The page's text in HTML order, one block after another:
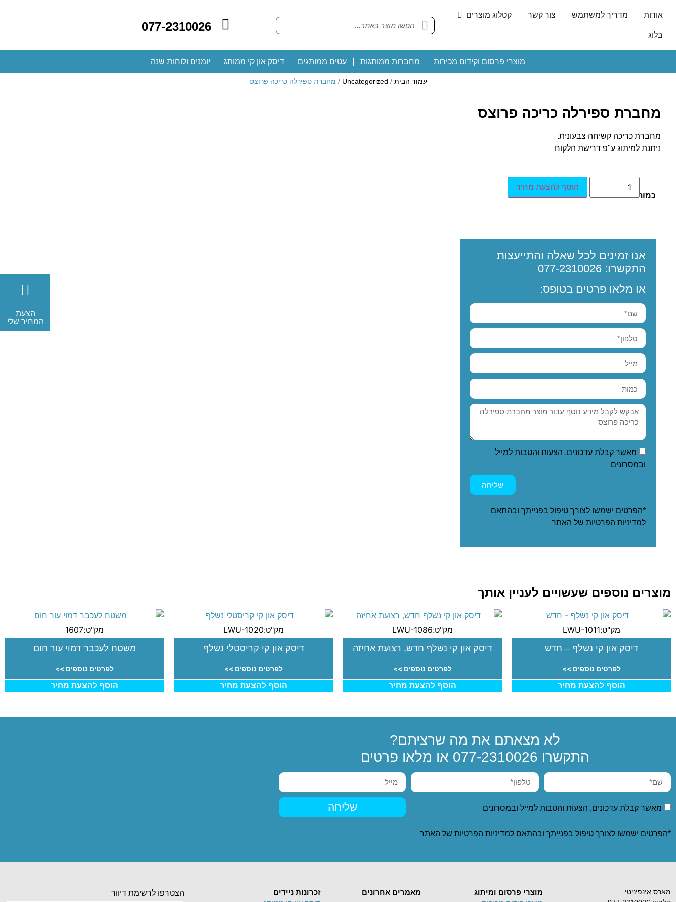
אודות מדריך למשתמש צור קשר קטלוג מוצרים
בלוג
077-2310026
מוצרי פרסום וקידום מכירות מחברות ממותגות עטים ממותגים דיסק און קי ממותג יומנים ולוחות שנה
עמוד הבית /
Uncategorized / מחברת ספירלה כריכה פרוצס
מחברת ספירלה כריכה פרוצס
מחברת כריכה קשיחה צבעונית.
ניתנת למיתוג ע"פ דרישת הלקוח
כמות:
הוסף להצעת מחיר
אנו זמינים לכל שאלה והתייעצות
התקשרו: 077-2310026
או מלאו פרטים בטופס:
מאשר קבלת עדכונים, הצעות והטבות למייל
ובמסרונים
שליחה
*הפרטים ישמשו לצורך טיפול בפנייתך ובהתאם
למדיניות הפרטיות של האתר
מוצרים נוספים שעשויים לעניין אותך
מק"ט:LWU-1011
דיסק און קי נשלף – חדש
לפרטים נוספים >>
הוסף להצעת מחיר
מק"ט:LWU-1086
דיסק און קי נשלף חדש, רצועת אחיזה
לפרטים נוספים >>
הוסף להצעת מחיר
מק"ט:LWU-1020
דיסק און קי קריסטלי נשלף
לפרטים נוספים >>
הוסף להצעת מחיר
מק"ט:1607
משטח לעכבר דמוי עור חום
לפרטים נוספים >>
הוסף להצעת מחיר
לא מצאתם את מה שרציתם?
התקשרו 077-2310026 או מלאו פרטים
מאשר קבלת עדכונים, הצעות והטבות למייל ובמסרונים שליחה
*הפרטים ישמשו לצורך טיפול בפנייתך ובהתאם למדיניות הפרטיות של האתר
מארס אינפיניטי
מוצרי פרסום ומיתוג
מאמרים אחרונים
זכרונות ניידים
הצטרפו לרשימת דיוור
הצעת
המחיר שלי